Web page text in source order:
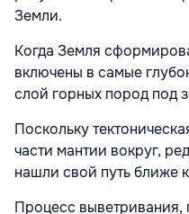
Земли.
Когда Земля
включены в самые
слой горных пород под
Поскольку
части мантии вокруг,
нашли свой путь ближе
Процесс выветривания,